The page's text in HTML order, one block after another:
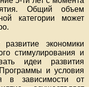
Общий объем
категории может
экономики
стимулирования и
идеи развития
и условия
в зависимости от